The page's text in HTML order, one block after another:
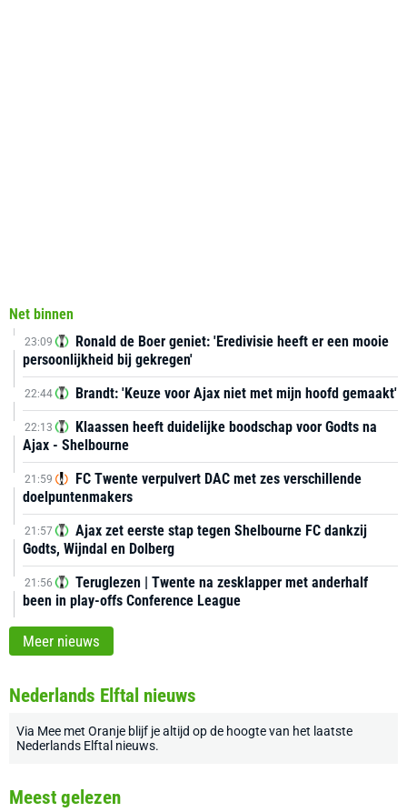
Net binnen
23:09
Ronald de Boer geniet: 'Eredivisie heeft er een mooie
persoonlijkheid bij gekregen'
22:44 Brandt: 'Keuze voor Ajax niet met mijn hoofd gemaakt'
22:13
Klaassen heeft duidelijke boodschap voor Godts na
Ajax - Shelbourne
21:59
FC Twente verpulvert DAC met zes verschillende
doelpuntenmakers
21:57
Ajax zet eerste stap tegen Shelbourne FC dankzij
Godts, Wijndal en Dolberg
21:56
Teruglezen | Twente na zesklapper met anderhalf
been in play-offs Conference League
Meer nieuws
Nederlands Elftal nieuws
Via Mee met Oranje blijf je altijd op de hoogte van het laatste
Nederlands Elftal nieuws.
Meest gelezen